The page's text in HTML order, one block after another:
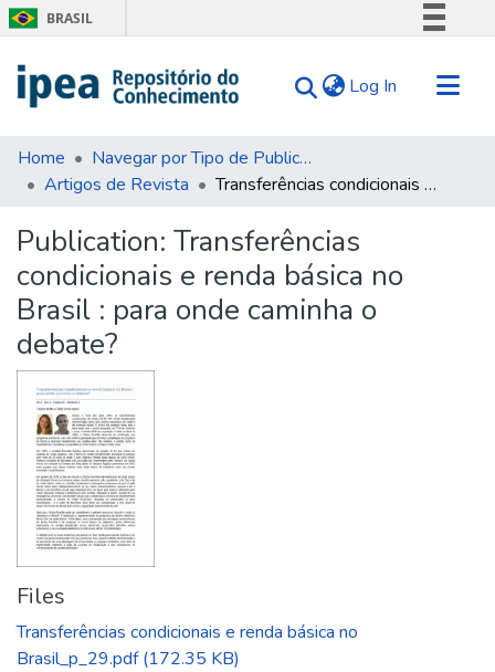
BRASIL
Comunica BR
Acesso à informação
Legislação
Log In (current)
Communities & Collections
Search for
Statistics
About Us
Home
Navegar por Tipo de Publicação
Artigos de Revista
Transferências condicionais e renda básica no Brasil : para onde caminha o debate?
Publication: Transferências
condicionais e renda básica no
Brasil : para onde caminha o
debate?
Files
Transferências condicionais e renda básica no
Brasil_p_29.pdf(172.35 KB)